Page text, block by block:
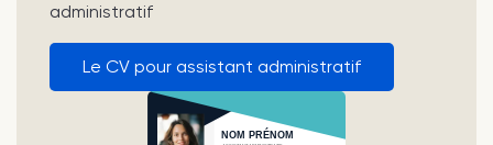
administratif
Le CV pour assistant administratif